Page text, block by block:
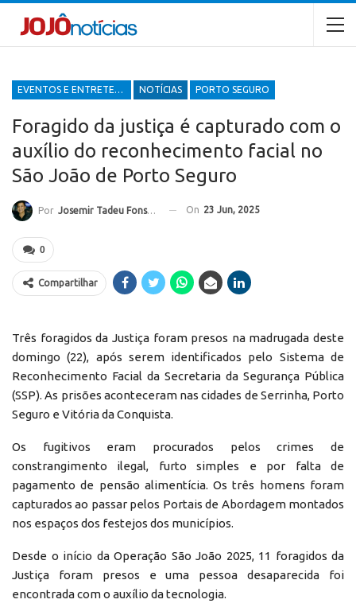
EVENTOS E ENTRETENIMENTOS NOTÍCIAS PORTO SEGURO
Foragido da justiça é capturado com o
auxílio do reconhecimento facial no
São João de Porto Seguro
Por Josemir Tadeu Fonseca On 23 Jun, 2025
0
Compartilhar
Três foragidos da Justiça foram presos na madrugada deste
domingo (22), após serem identificados pelo Sistema de
Reconhecimento Facial da Secretaria da Segurança Pública
(SSP). As prisões aconteceram nas cidades de Serrinha, Porto
Seguro e Vitória da Conquista.
Os fugitivos eram procurados pelos crimes de
constrangimento ilegal, furto simples e por falta de
pagamento de pensão alimentícia. Os três homens foram
capturados ao passar pelos Portais de Abordagem montados
nos espaços dos festejos dos municípios.
Desde o início da Operação São João 2025, 11 foragidos da
Justiça foram presos e uma pessoa desaparecida foi
encontrada com o auxílio da tecnologia.